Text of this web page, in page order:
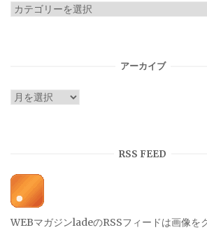
カ
アーカイブ
ア
RSS FEED
WEBマガジンladeのRSSフィードは画像を